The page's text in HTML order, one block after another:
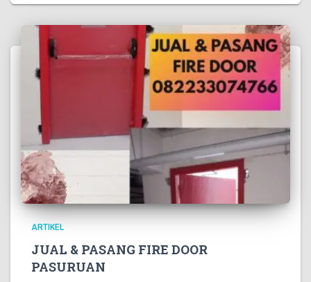
ARTIKEL
JUAL & PASANG FIRE DOOR
PASURUAN